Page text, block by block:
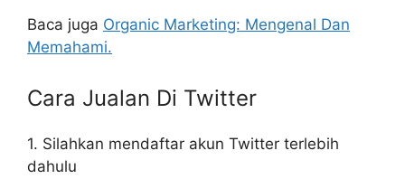
Baca juga Organic Marketing: Mengenal Dan
Memahami.
Cara Jualan Di Twitter
1. Silahkan mendaftar akun Twitter terlebih
dahulu